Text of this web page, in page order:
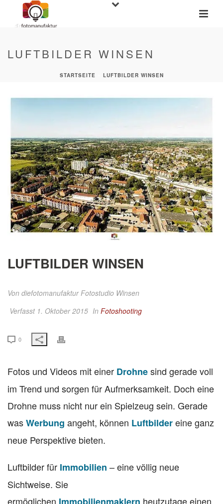
LUFTBILDER WINSEN
STARTSEITE LUFTBILDER WINSEN
LUFTBILDER WINSEN
Von diefotomanufaktur Fotostudio Winsen
Verfasst 1. Oktober 2015 In Fotoshooting
0
Fotos und Videos mit einer Drohnesind gerade voll
im Trend und sorgen für Aufmerksamkeit. Doch eine
Drohne muss nicht nur ein Spielzeug sein. Gerade
wasWerbung angeht, können Luftbildereine ganz
neue Perspektive bieten.
Luftbilder für Immobilien – eine völlig neue
Sichtweise. Sie
ermöglichen
heutzutage einen